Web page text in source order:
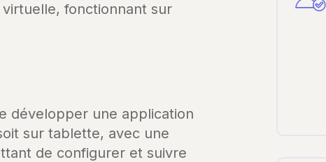
fonctionnant sur
développer une application
sur tablette, avec une
de configurer et suivre